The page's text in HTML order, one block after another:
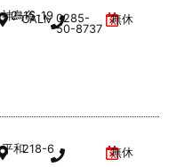
神鳥谷
2-15-19
CALMひととのやA棟
0285-
50-8737
無休
平和218-6 無休